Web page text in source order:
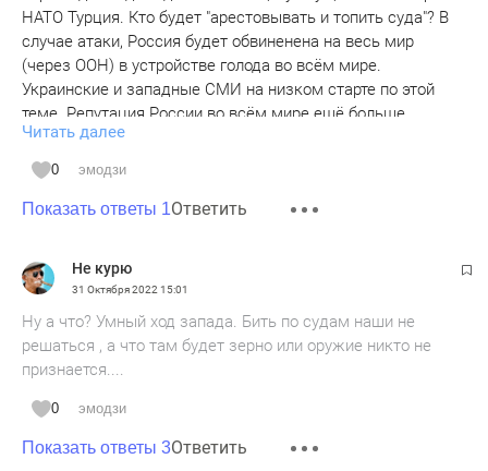
НАТО Турция. Кто будет "арестовывать и топить суда"? В
случае атаки, Россия будет обвиненена на весь мир
(через ООН) в устройстве голода во всём мире.
Украинские и западные СМИ на низком старте по этой
теме. Репутация России во всём мире ещё больше
испортится. А если страна НАТО вступится на защиту
зерна уже военным путём, последствия всего этого
невозможно представить. Эта самая страна НАТО Турция
сейчас получила публичную пощёчину, потому что Россия
предполагается серьёзная обида Турции на Россию.
Именно с этим я связываю то, что Турция вот так грубо
Турции ООН ещё пол года бы выражала озабоченность. А
турки решили вообще не останавливать работу коридора.
Россия уведомлена, сказали они. То есть поставлена
перед фактом.
Читать далее
0 эмодзи
Показать ответы 1Ответить
Не курю
31 Октября 2022 15:01
Ну а что? Умный ход запада. Бить по судам наши не
решаться , а что там будет зерно или оружие никто не
признается....
0 эмодзи
Показать ответы 3Ответить